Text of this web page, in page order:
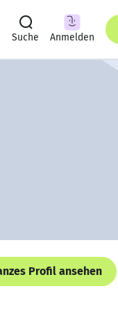
Suche Anmelden
Profil ansehen